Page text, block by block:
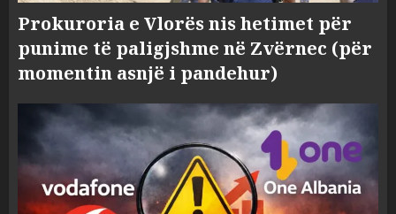
Prokuroria e Vlorës nis hetimet për
punime të paligjshme në Zvërnec (për
momentin asnjë i pandehur)